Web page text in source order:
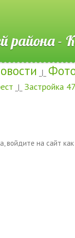
-
_|_
_|_ Застройка
войдите на сайт как